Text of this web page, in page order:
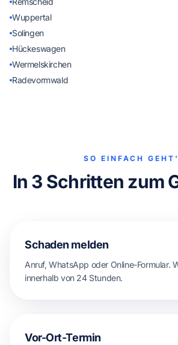
Wuppertal
Solingen
Hückeswagen
Wermelskirchen
Radevormwald
SO EINFACH
In 3 Schritten zum
Schaden melden
Anruf, WhatsApp oder Online-Formular.
innerhalb von 24 Stunden.
Vor-Ort-Termin